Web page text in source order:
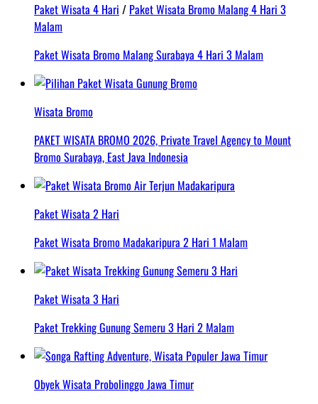
Paket Wisata 4 Hari / Paket Wisata Bromo Malang 4 Hari 3
Malam
Paket Wisata Bromo Malang Surabaya 4 Hari 3 Malam
Wisata Bromo
PAKET WISATA BROMO 2026, Private Travel Agency to Mount
Bromo Surabaya, East Java Indonesia
Paket Wisata 2 Hari
Paket Wisata Bromo Madakaripura 2 Hari 1 Malam
Paket Wisata 3 Hari
Paket Trekking Gunung Semeru 3 Hari 2 Malam
Obyek Wisata Probolinggo Jawa Timur